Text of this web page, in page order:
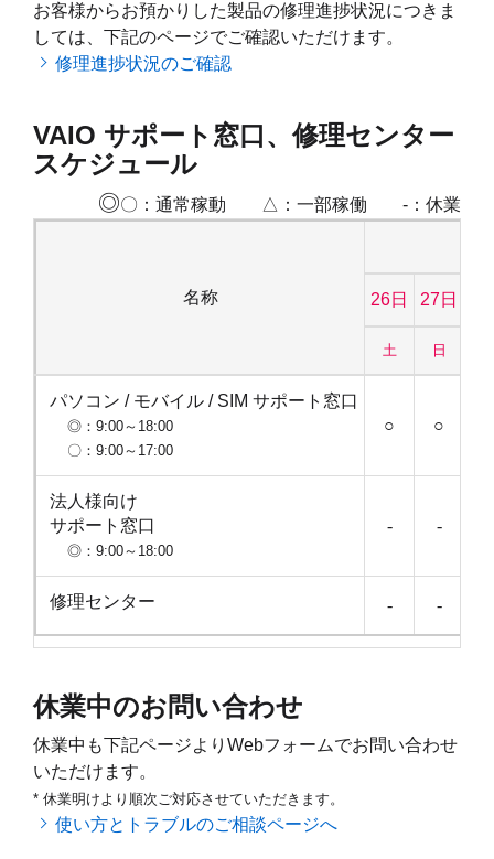
お客様からお預かりした製品の修理進捗状況につきま
しては、下記のページでご確認いただけます。
修理進捗状況のご確認
VAIO サポート窓口、修理センター
スケジュール
◎〇：通常稼動 △：一部稼働 -：休業
名称 26日 27日
土 日
パソコン / モバイル / SIM サポート窓口
◎：9:00～18:00
〇：9:00～17:00
○ 4月26日 9
○
法人様向け
サポート窓口
◎：9:00～18:00
-4月26日 休業
-4月27
修理センター -4月26日 休業
-4月27
休業中のお問い合わせ
休業中も下記ページよりWebフォームでお問い合わせ
いただけます。
* 休業明けより順次ご対応させていただきます。
使い方とトラブルのご相談ページへ